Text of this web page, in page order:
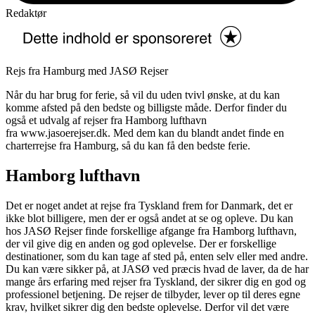
Redaktør
Rejs fra Hamburg med JASØ Rejser
Når du har brug for ferie, så vil du uden tvivl ønske, at du kan
komme afsted på den bedste og billigste måde. Derfor finder du
også et udvalg af rejser fra Hamborg lufthavn
fra www.jasoerejser.dk. Med dem kan du blandt andet finde en
charterrejse fra Hamburg, så du kan få den bedste ferie.
Hamborg lufthavn
Det er noget andet at rejse fra Tyskland frem for Danmark, det er
ikke blot billigere, men der er også andet at se og opleve. Du kan
hos JASØ Rejser finde forskellige afgange fra Hamborg lufthavn,
der vil give dig en anden og god oplevelse. Der er forskellige
destinationer, som du kan tage af sted på, enten selv eller med andre.
Du kan være sikker på, at JASØ ved præcis hvad de laver, da de har
mange års erfaring med rejser fra Tyskland, der sikrer dig en god og
professionel betjening. De rejser de tilbyder, lever op til deres egne
krav, hvilket sikrer dig den bedste oplevelse. Derfor vil det være